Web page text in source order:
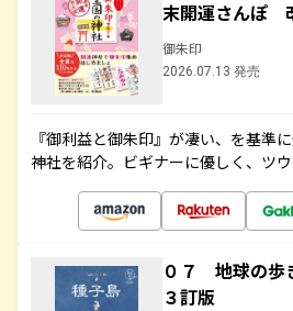
末開運さんぽ
御朱印
2026.07.13 発売
『御利益と御朱印』が凄い、を基準
神社を紹介。ビギナーに優しく、ツウ
０７ 地球の
３訂版